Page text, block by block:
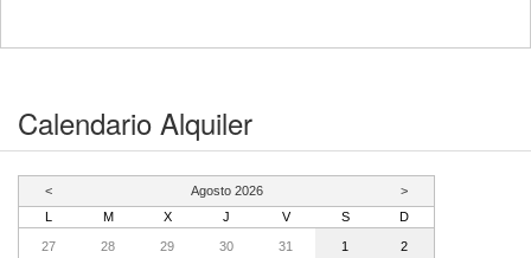
Calendario Alquiler
< Agosto 2026
>
L
27
M
28
X
29
J
30
V
31
S
1
D
2